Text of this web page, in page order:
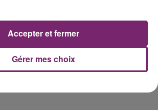
158 pompiers de la région sont
partis hier soir pour la Gironde
Gérer mes choix
Accepter et fermer